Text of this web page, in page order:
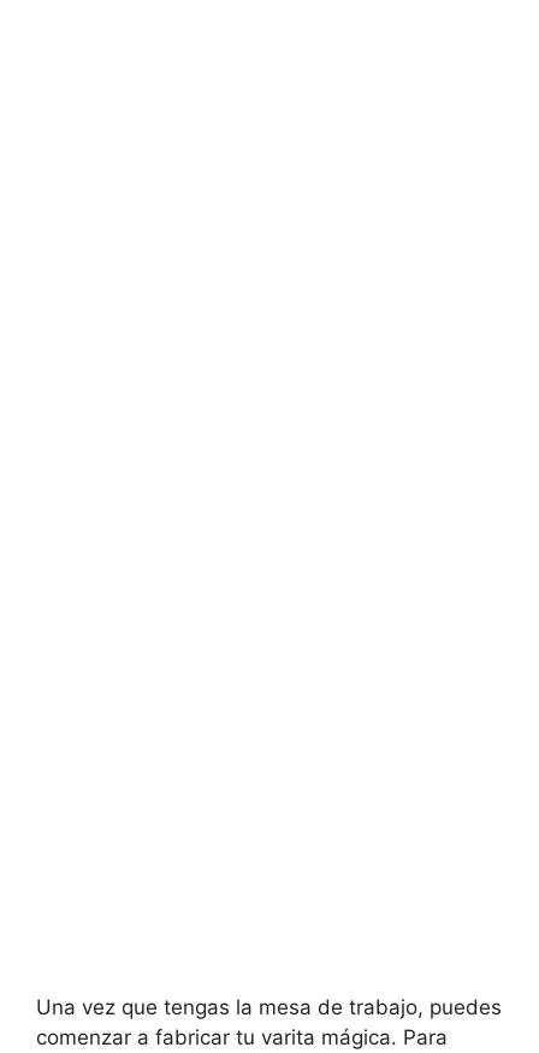
Una vez que tengas la mesa de trabajo, puedes
comenzar a fabricar tu varita mágica. Para